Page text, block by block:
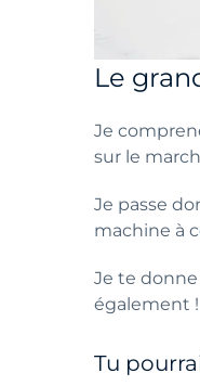
Le
Je
sur le
Je passe
machine à
Je te
également !
Tu